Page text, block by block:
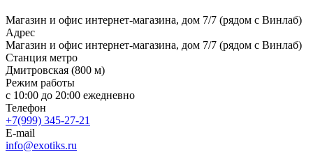
Магазин и офис интернет-магазина, дом 7/7 (рядом с Винлаб)
Адрес
Магазин и офис интернет-магазина, дом 7/7 (рядом с Винлаб)
Станция метро
Дмитровская (800 м)
Режим работы
c 10:00 до 20:00 ежедневно
Телефон
+7(999) 345-27-21
E-mail
info@exotiks.ru